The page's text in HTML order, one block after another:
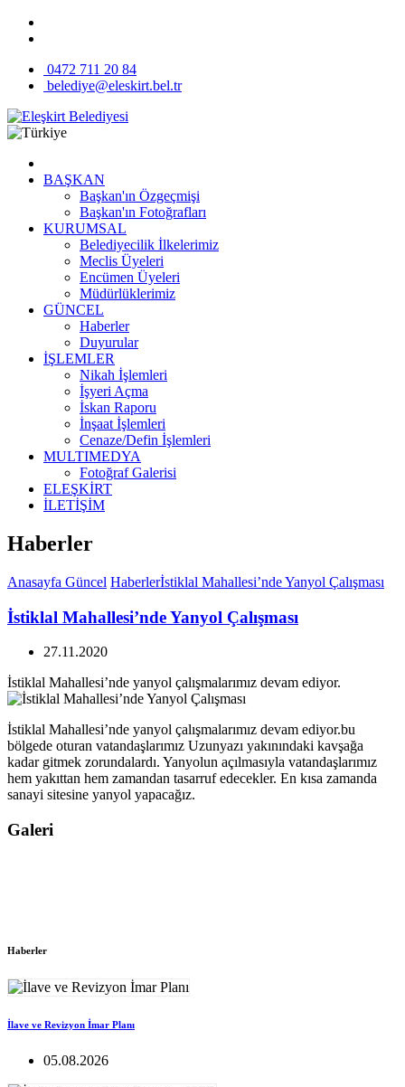
0472 711 20 84
belediye@eleskirt.bel.tr
BAŞKAN
Başkan'ın Özgeçmişi
Başkan'ın Fotoğrafları
KURUMSAL
Belediyecilik İlkelerimiz
Meclis Üyeleri
Encümen Üyeleri
Müdürlüklerimiz
GÜNCEL
Haberler
Duyurular
İŞLEMLER
Nikah İşlemleri
İşyeri Açma
İskan Raporu
İnşaat İşlemleri
Cenaze/Defin İşlemleri
MULTIMEDYA
Fotoğraf Galerisi
ELEŞKİRT
İLETİŞİM
Haberler
Anasayfa Güncel Haberlerİstiklal Mahallesi’nde Yanyol Çalışması
İstiklal Mahallesi’nde Yanyol Çalışması
27.11.2020
İstiklal Mahallesi’nde yanyol çalışmalarımız devam ediyor.
İstiklal Mahallesi’nde yanyol çalışmalarımız devam ediyor.bu
bölgede oturan vatandaşlarımız Uzunyazı yakınındaki kavşağa
kadar gitmek zorundalardı. Yanyolun açılmasıyla vatandaşlarımız
hem yakıttan hem zamandan tasarruf edecekler. En kısa zamanda
sanayi sitesine yanyol yapacağız.
Galeri
Haberler
İlave ve Revizyon İmar Planı
05.08.2026